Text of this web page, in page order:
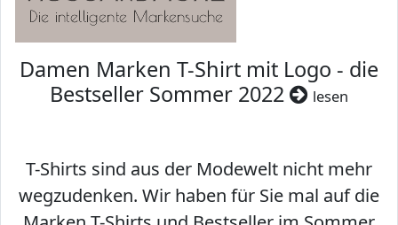
Damen Marken T-Shirt mit Logo - die
Bestseller Sommer 2022
lesen
T-Shirts sind aus der Modewelt nicht mehr
wegzudenken. Wir haben für Sie mal auf die